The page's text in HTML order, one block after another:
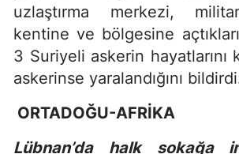
uzlaştırma merkezi,
kentine ve bölgesine
3 Suriyeli askerin hayatlarını
askerinse yaralandığını
ORTADOĞU-AFRİKA
Lübnan’da halk sokağa